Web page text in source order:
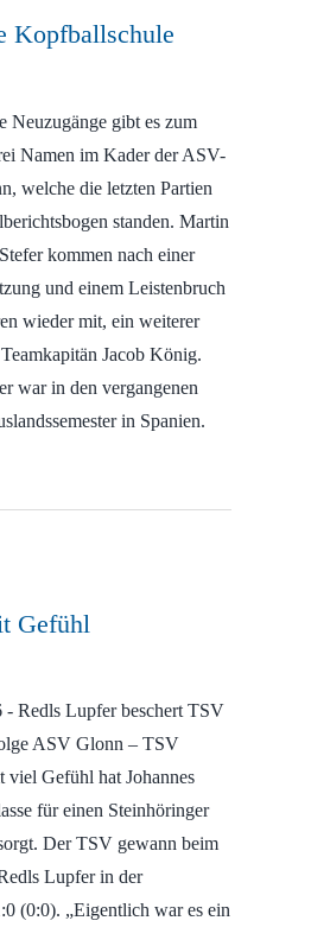
Kopfballschule
Neuzugänge gibt es zum
Namen im Kader der ASV-
welche die letzten Partien
standen. Martin
kommen nach einer
und einem Leistenbruch
wieder mit, ein weiterer
Jacob König.
war in den vergangenen
in Spanien.
Gefühl
Redls Lupfer beschert TSV
ASV Glonn – TSV
viel Gefühl hat Johannes
für einen Steinhöringer
Der TSV gewann beim
Lupfer in der
(0:0). „Eigentlich war es ein